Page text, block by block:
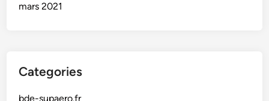
mars 2021
Categories
bde-supaero.fr